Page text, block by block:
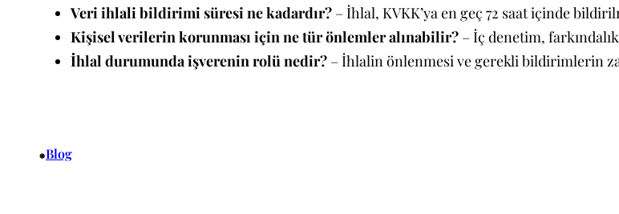
Veri ihlali bildirimi süresi ne kadardır? – İhlal, KVKK’ya en geç 72 saat içinde
Kişisel verilerin korunması için ne tür önlemler alınabilir? – İç denetim,
İhlal durumunda işverenin rolü nedir? – İhlalin önlenmesi ve gerekli bildirimlerin
•Blog